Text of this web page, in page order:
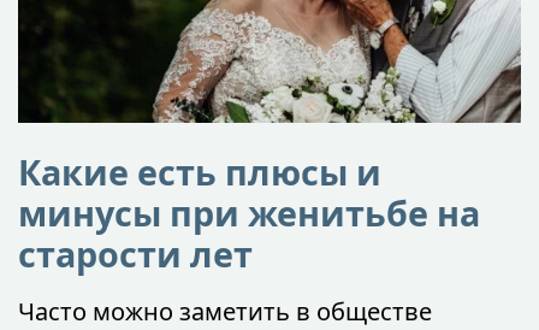
Какие есть плюсы и
минусы при женитьбе на
старости лет
Часто можно заметить в обществе